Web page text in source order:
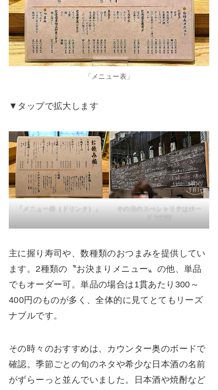
「メニュー表」
▼タップで拡大します
「メニュー表（ドリンク）」
その日のスぺシャリテはボー
ドで確認
主に握り寿司や、数種類のおつまみを提供してい
ます。2種類の〝お決まりメニュー〟の他、単品
でもオーダー可。単品の場合は1貫あたり300～
400円のものが多く、全体的に見てとてもリーズ
ナブルです。
その時々のおすすめは、カウンター奥のボードで
確認。季節ごとの旬のネタや希少な日本酒の名前
がずらーっと並んでいました。日本酒や焼酎など